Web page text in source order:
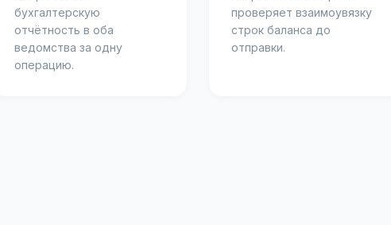
бухгалтерскую
отчётность в оба
ведомства за одну
операцию.
проверяет взаимоувязку
строк баланса до
отправки.